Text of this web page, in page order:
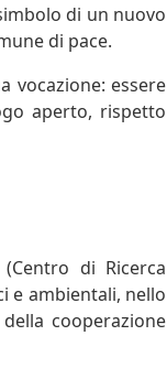
di un nuovo
di pace.
vocazione: essere
aperto, rispetto
(Centro di Ricerca
e ambientali, nello
cooperazione